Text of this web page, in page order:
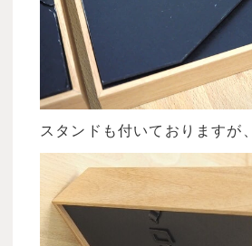
スタンドも付いておりますが、